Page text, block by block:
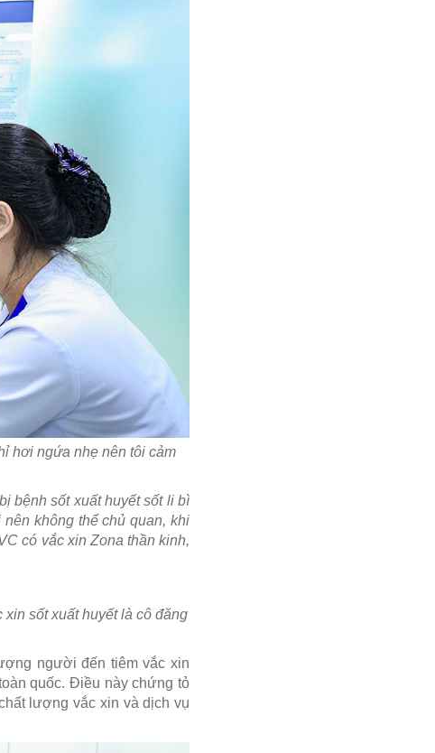
hơi ngứa nhẹ nên tôi cảm
bệnh sốt xuất huyết sốt li bì
không thể chủ quan, khi
có vắc xin Zona thần kinh,
sốt xuất huyết là cô đăng
người đến tiêm vắc xin
quốc. Điều này chứng tỏ
lượng vắc xin và dịch vụ